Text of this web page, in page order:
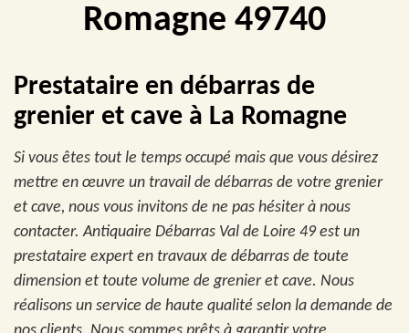
Romagne 49740
Prestataire en débarras de
grenier et cave à La Romagne
Si vous êtes tout le temps occupé mais que vous désirez
mettre en œuvre un travail de débarras de votre grenier
et cave, nous vous invitons de ne pas hésiter à nous
contacter. Antiquaire Débarras Val de Loire 49 est un
prestataire expert en travaux de débarras de toute
dimension et toute volume de grenier et cave. Nous
réalisons un service de haute qualité selon la demande de